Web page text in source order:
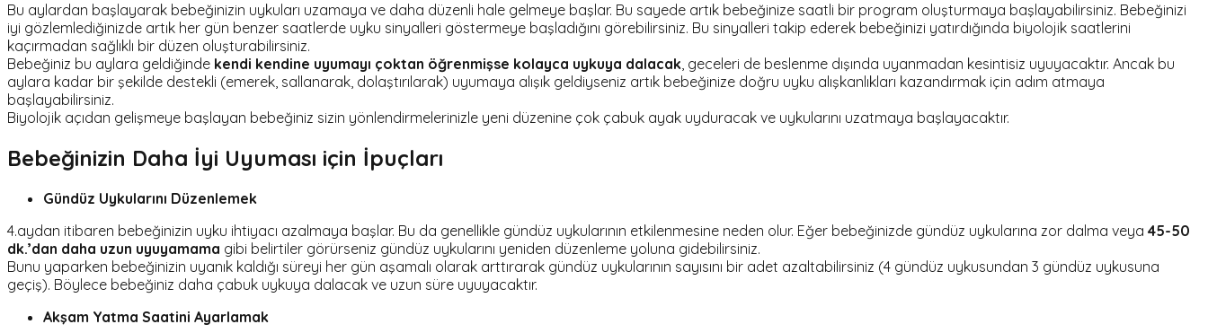
Bu aylardan başlayarak bebeğinizin uykuları uzamaya ve daha düzenli hale gelmeye başlar. Bu sayede artık bebeğinize saatli bir program oluşturmaya başlayabilirsiniz. Bebeğinizi
iyi gözlemlediğinizde artık her gün benzer saatlerde uyku sinyalleri göstermeye başladığını görebilirsiniz. Bu sinyalleri takip ederek bebeğinizi yatırdığında biyolojik saatlerini
kaçırmadan sağlıklı bir düzen oluşturabilirsiniz.
Bebeğiniz bu aylara geldiğinde kendi kendine uyumayı çoktan öğrenmişse kolayca uykuya dalacak, geceleri de beslenme dışında uyanmadan kesintisiz uyuyacaktır. Ancak bu
aylara kadar bir şekilde destekli (emerek, sallanarak, dolaştırılarak) uyumaya alışık geldiyseniz artık bebeğinize doğru uyku alışkanlıkları kazandırmak için adım atmaya
başlayabilirsiniz.
Biyolojik açıdan gelişmeye başlayan bebeğiniz sizin yönlendirmelerinizle yeni düzenine çok çabuk ayak uyduracak ve uykularını uzatmaya başlayacaktır.
Bebeğinizin Daha İyi Uyuması için İpuçları
Gündüz Uykularını Düzenlemek
4.aydan itibaren bebeğinizin uyku ihtiyacı azalmaya başlar. Bu da genellikle gündüz uykularının etkilenmesine neden olur. Eğer bebeğinizde gündüz uykularına zor dalma veya 45-50
dk.’dan daha uzun uyuyamama gibi belirtiler görürseniz gündüz uykularını yeniden düzenleme yoluna gidebilirsiniz.
Bunu yaparken bebeğinizin uyanık kaldığı süreyi her gün aşamalı olarak arttırarak gündüz uykularının sayısını bir adet azaltabilirsiniz (4 gündüz uykusundan 3 gündüz uykusuna
geçiş). Böylece bebeğiniz daha çabuk uykuya dalacak ve uzun süre uyuyacaktır.
Akşam Yatma Saatini Ayarlamak